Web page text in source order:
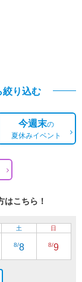
り込む
今週末の
夏休みイベント
こちら！
土
8/8
日
8/9